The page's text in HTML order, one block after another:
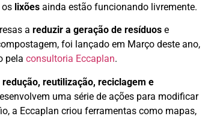
lixões ainda estão funcionando livremente.
a reduzir a geração de resíduos e
foi lançado em Março deste ano,
pela consultoria Eccaplan.
reutilização, reciclagem e
uma série de ações para modificar
a Eccaplan criou ferramentas como mapas,